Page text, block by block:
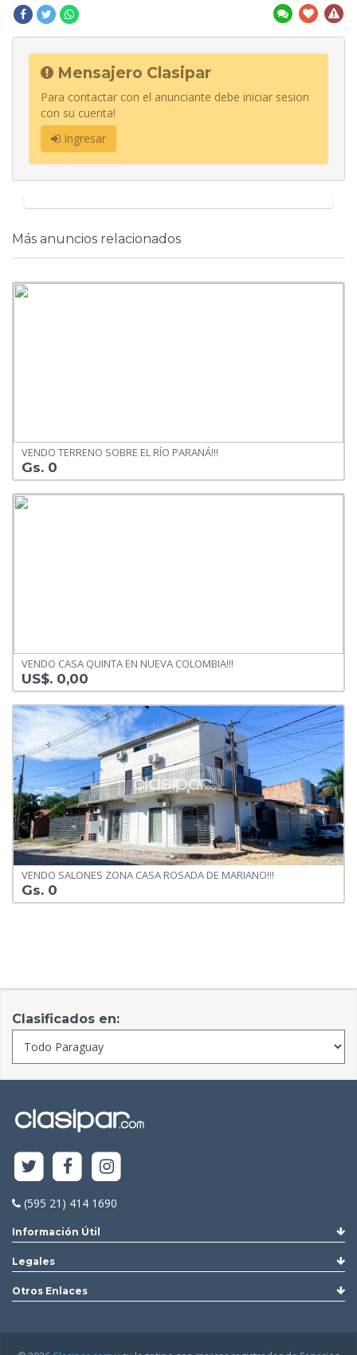
Mensajero Clasipar
Para contactar con el anunciante debe iniciar sesion
con su cuenta!
Ingresar
Más anuncios relacionados
VENDO TERRENO SOBRE EL RÍO PARANÁ!!!
Gs. 0
VENDO CASA QUINTA EN NUEVA COLOMBIA!!!
US$. 0,00
VENDO SALONES ZONA CASA ROSADA DE MARIANO!!!
Gs. 0
Clasificados en:
(595 21) 414 1690
Información Útil
Legales
Otros Enlaces